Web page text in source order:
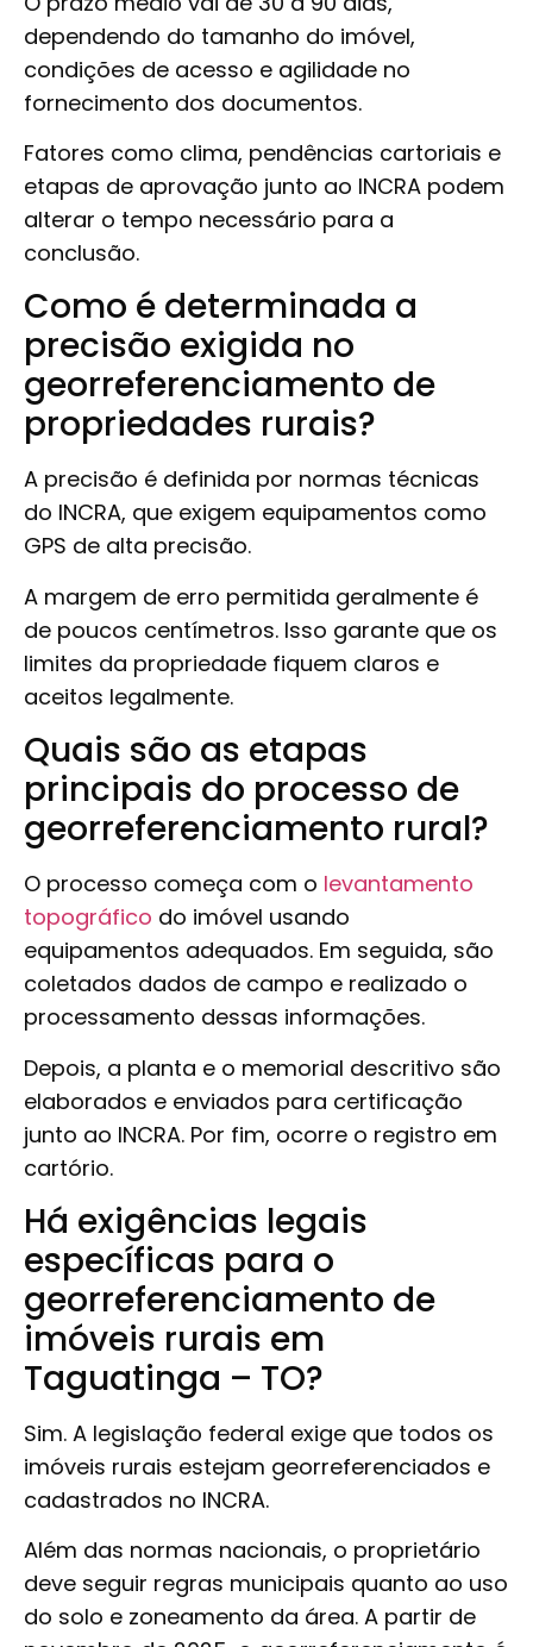
dependendo do tamanho do imóvel,
condições de acesso e agilidade no
fornecimento dos documentos.
Fatores como clima, pendências cartoriais e
etapas de aprovação junto ao INCRA podem
alterar o tempo necessário para a
conclusão.
Como é determinada a
precisão exigida no
georreferenciamento de
propriedades rurais?
A precisão é definida por normas técnicas
do INCRA, que exigem equipamentos como
GPS de alta precisão.
A margem de erro permitida geralmente é
de poucos centímetros. Isso garante que os
limites da propriedade fiquem claros e
aceitos legalmente.
Quais são as etapas
principais do processo de
georreferenciamento rural?
O processo começa com o levantamento
topográfico do imóvel usando
equipamentos adequados. Em seguida, são
coletados dados de campo e realizado o
processamento dessas informações.
Depois, a planta e o memorial descritivo são
elaborados e enviados para certificação
junto ao INCRA. Por fim, ocorre o registro em
cartório.
Há exigências legais
específicas para o
georreferenciamento de
imóveis rurais em
Taguatinga – TO?
Sim. A legislação federal exige que todos os
imóveis rurais estejam georreferenciados e
cadastrados no INCRA.
Além das normas nacionais, o proprietário
deve seguir regras municipais quanto ao uso
do solo e zoneamento da área. A partir de